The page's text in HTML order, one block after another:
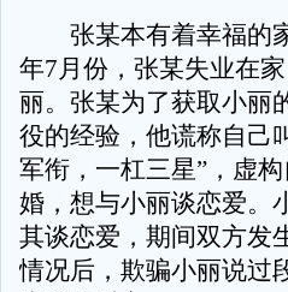
张某本有着幸福的家
年7月份，张某失业在
丽。张某为了获取小丽
役的经验，他谎称自己
军衔，一杠三星”，虚
婚，想与小丽谈恋爱。
其谈恋爱，期间双方发
情况后，欺骗小丽说过